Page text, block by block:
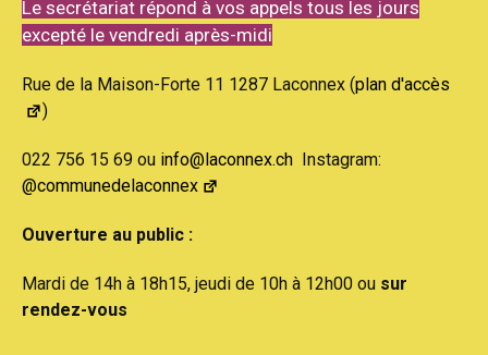
Le secrétariat répond à vos appels tous les jours
excepté le vendredi après-midi
Rue de la Maison-Forte 11 1287 Laconnex (plan d'accès
)
022 756 15 69 ou info@laconnex.ch Instagram:
@communedelaconnex
Ouverture au public :
Mardi de 14h à 18h15, jeudi de 10h à 12h00 ou sur
rendez-vous